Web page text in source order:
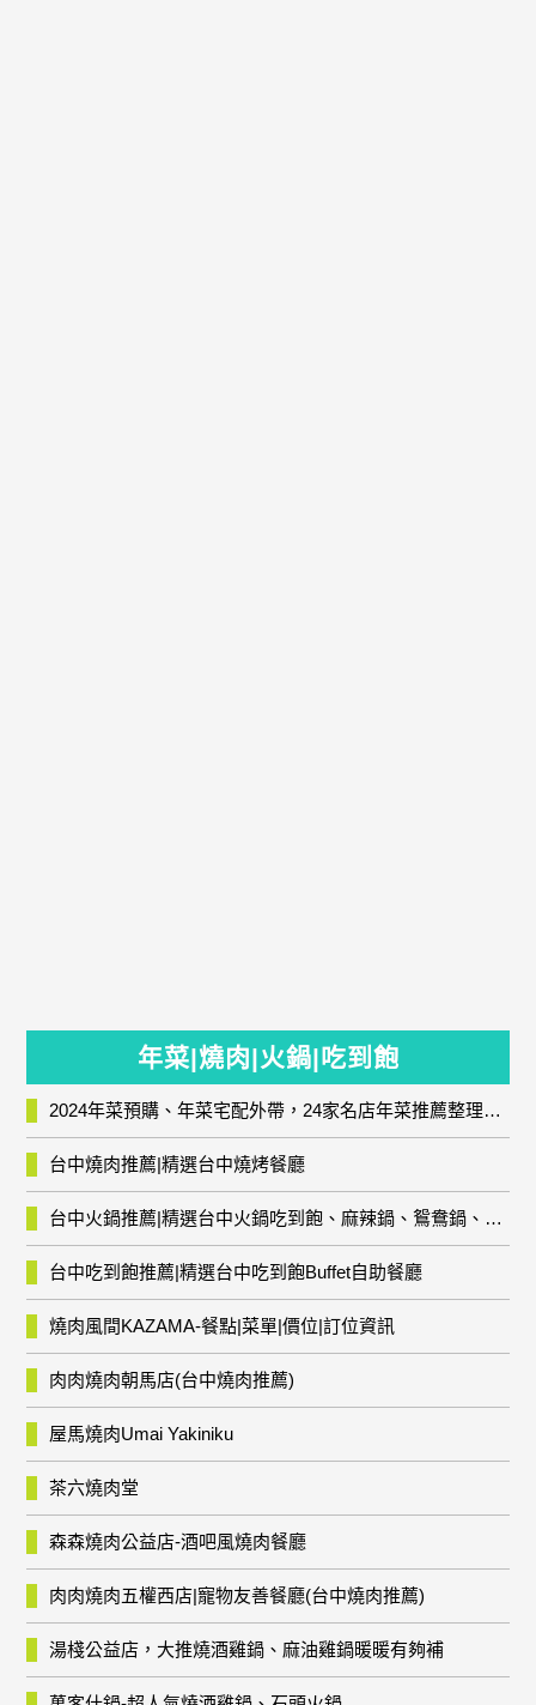
年菜|燒肉|火鍋|吃到飽
2024年菜預購、年菜宅配外帶，24家名店年菜推薦整理，圍爐輕鬆上菜團圓趣
台中燒肉推薦|精選台中燒烤餐廳
台中火鍋推薦|精選台中火鍋吃到飽、麻辣鍋、鴛鴦鍋、石頭火鍋、酸菜白肉鍋、海鮮鍋、燒酒雞、麻油雞、壽喜燒等熱門人氣火鍋店!
台中吃到飽推薦|精選台中吃到飽Buffet自助餐廳
燒肉風間KAZAMA-餐點|菜單|價位|訂位資訊
肉肉燒肉朝馬店(台中燒肉推薦)
屋馬燒肉Umai Yakiniku
茶六燒肉堂
森森燒肉公益店-酒吧風燒肉餐廳
肉肉燒肉五權西店|寵物友善餐廳(台中燒肉推薦)
湯棧公益店，大推燒酒雞鍋、麻油雞鍋暖暖有夠補